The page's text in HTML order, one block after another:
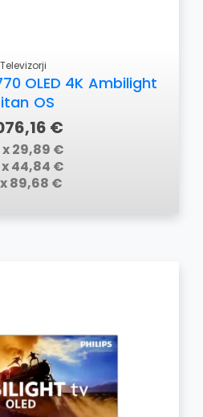
Televizorji
OLED 4K Ambilight
OS
€
x 29,89 €
x 44,84 €
x 89,68 €